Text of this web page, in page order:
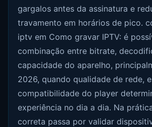
gargalos antes da assinatura e
travamento em horários de pico.
iptv em Como gravar IPTV: é
combinação entre bitrate,
capacidade do aparelho,
2026, quando qualidade de rede,
compatibilidade do player
experiência no dia a dia. Na
correta passa por validar